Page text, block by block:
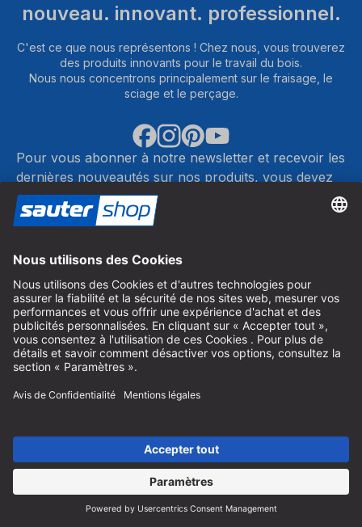
nouveau. innovant. professionnel.
C'est ce que nous représentons ! Chez nous, vous trouverez
des produits innovants pour le travail du bois.
Nous nous concentrons principalement sur le fraisage, le
sciage et le perçage.
Pour vous abonner à notre newsletter et recevoir les
dernières nouveautés sur nos produits, vous devez
accepter les cookies marketing.
Bons cadeaux
Faites plaisir à vos proches avec le bon cadeau sautershop.
Commander un bon cadeau
Catalogue
Commandez gratuitement le catalogue sautershop et